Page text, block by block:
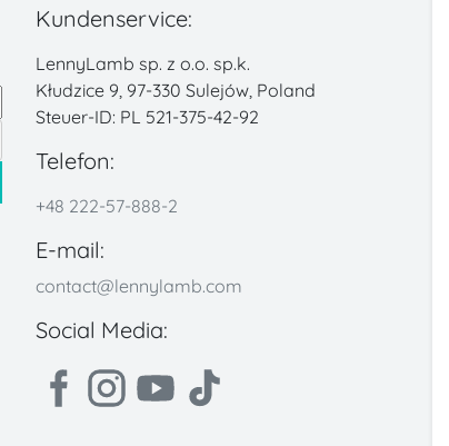
Kundenservice:
LennyLamb sp. z o.o. sp.k.
Kłudzice 9, 97-330 Sulejów, Poland
Steuer-ID: PL 521-375-42-92
Telefon:
+48 222-57-888-2
E-mail:
contact@lennylamb.com
Social Media: